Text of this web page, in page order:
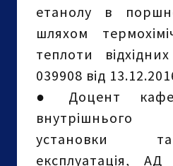
етанолу в
шляхом
теплоти
039908 від
● Доцент
установки
експлуатація,